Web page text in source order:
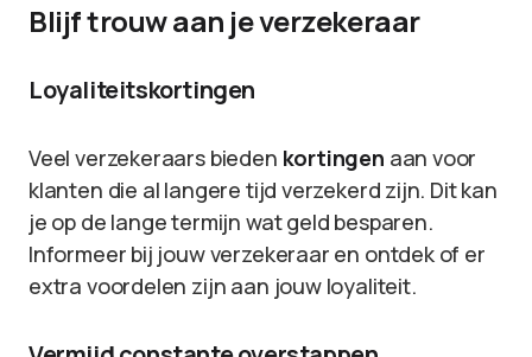
Blijf trouw aan je verzekeraar
Loyaliteitskortingen
Veel verzekeraars bieden kortingen aan voor
klanten die al langere tijd verzekerd zijn. Dit kan
je op de lange termijn wat geld besparen.
Informeer bij jouw verzekeraar en ontdek of er
extra voordelen zijn aan jouw loyaliteit.